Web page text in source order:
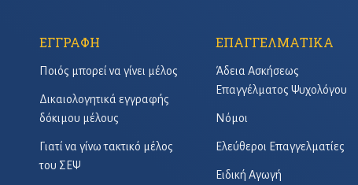
ΕΓΓΡΑΦΗ
Ποιός μπορεί να γίνει μέλος
Δικαιολογητικά εγγραφής
δόκιμου μέλους
Γιατί να γίνω τακτικό μέλος
του ΣΕΨ
ΕΠΑΓΓΕΛΜΑΤΙΚΑ
Άδεια Ασκήσεως
Επαγγέλματος Ψυχολόγου
Νόμοι
Ελεύθεροι Επαγγελματίες
Ειδική Αγωγή